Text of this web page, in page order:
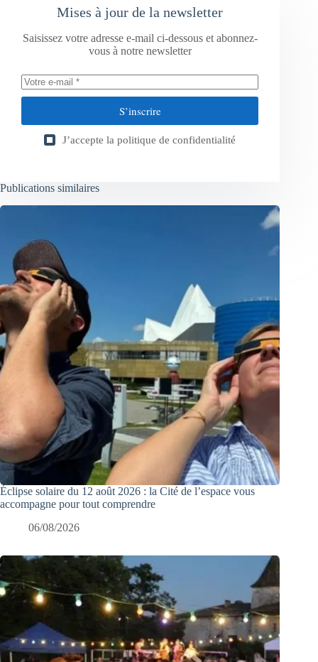
Mises à jour de la newsletter
Saisissez votre adresse e-mail ci-dessous et abonnez-
vous à notre newsletter
S’inscrire
J’accepte la politique de confidentialité
Publications similaires
Éclipse solaire du 12 août 2026 : la Cité de l’espace vous
accompagne pour tout comprendre
06/08/2026